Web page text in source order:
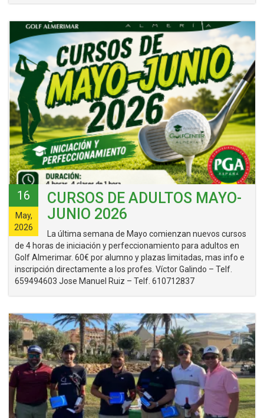
16
May,
2026
CURSOS DE ADULTOS MAYO-
JUNIO 2026
La última semana de Mayo comienzan nuevos cursos
de 4 horas de iniciación y perfeccionamiento para adultos en
Golf Almerimar. 60€ por alumno y plazas limitadas, mas info e
inscripción directamente a los profes. Víctor Galindo – Telf.
659494603 Jose Manuel Ruiz – Telf. 610712837